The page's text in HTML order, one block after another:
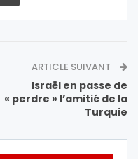
ARTICLE SUIVANT
Israël en passe de
« perdre » l’amitié de la
Turquie